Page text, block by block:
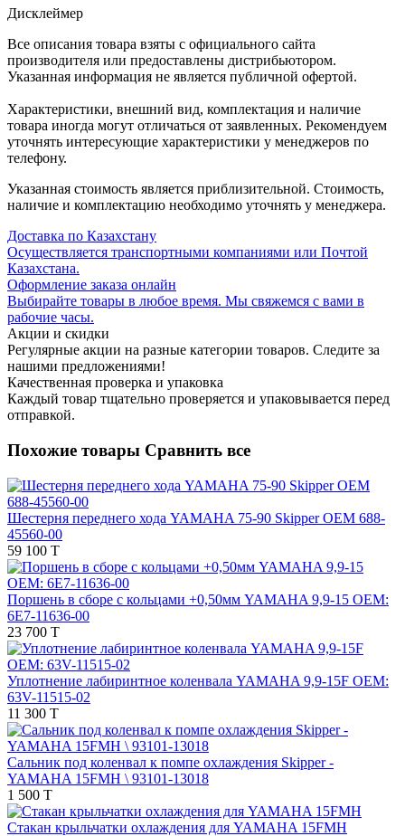
Дисклеймер
Все описания товара взяты с официального сайта
производителя или предоставлены дистрибьютором.
Указанная информация не является публичной офертой.
Характеристики, внешний вид, комплектация и наличие
товара иногда могут отличаться от заявленных. Рекомендуем
уточнять интересующие характеристики у менеджеров по
телефону.
Указанная стоимость является приблизительной. Стоимость,
наличие и комплектацию необходимо уточнять у менеджера.
Доставка по Казахстану
Осуществляется транспортными компаниями или Почтой
Казахстана.
Оформление заказа онлайн
Выбирайте товары в любое время. Мы свяжемся с вами в
рабочие часы.
Акции и скидки
Регулярные акции на разные категории товаров. Следите за
нашими предложениями!
Качественная проверка и упаковка
Каждый товар тщательно проверяется и упаковывается перед
отправкой.
Похожие товары Сравнить все
Шестерня переднего хода YAMAHA 75-90 Skipper OEM 688-
45560-00
59 100 T
Поршень в сборе с кольцами +0,50мм YAMAHA 9,9-15 OEM:
6E7-11636-00
23 700 T
Уплотнение лабиринтное коленвала YAMAHA 9,9-15F OEM:
63V-11515-02
11 300 T
Сальник под коленвал к помпе охлаждения Skipper -
YAMAHA 15FMH \ 93101-13018
1 500 T
Стакан крыльчатки охлаждения для YAMAHA 15FMH